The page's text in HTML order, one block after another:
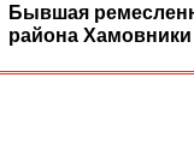
Бывшая
района Хамовники